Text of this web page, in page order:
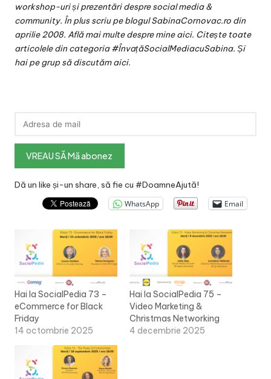
workshop-uri și prezentări despre social media &
community. În plus scriu pe blogul SabinaCornovac.ro din
aprilie 2008. Află mai multe despre mineaici. Citește toate
articolele din categoria #ÎnvațăSocialMediacuSabina. Și
hai pe grup să discutămaici.
Dă un like și-un share, să fie cu #DoamneAjută!
WhatsApp Email
Hai la SocialPedia 73 –
eCommerce for Black
Friday
14 octombrie 2025
Hai la SocialPedia 75 –
Video Marketing &
Christmas Networking
4 decembrie 2025